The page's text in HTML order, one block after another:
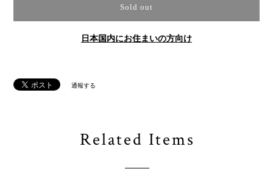
Sold out
日本国内にお住まいの方向け
通報する
Related Items